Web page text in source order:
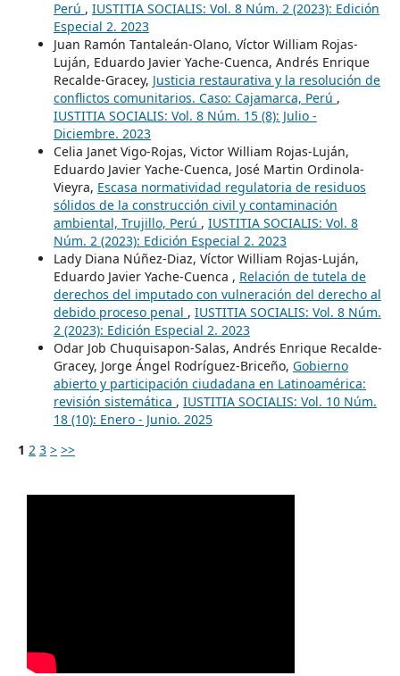
Perú , IUSTITIA SOCIALIS: Vol. 8 Núm. 2 (2023): Edición
Especial 2. 2023
Juan Ramón Tantaleán-Olano, Víctor William Rojas-
Luján, Eduardo Javier Yache-Cuenca, Andrés Enrique
Recalde-Gracey, Justicia restaurativa y la resolución de
conflictos comunitarios. Caso: Cajamarca, Perú ,
IUSTITIA SOCIALIS: Vol. 8 Núm. 15 (8): Julio -
Diciembre. 2023
Celia Janet Vigo-Rojas, Victor William Rojas-Luján,
Eduardo Javier Yache-Cuenca, José Martin Ordinola-
Vieyra, Escasa normatividad regulatoria de residuos
sólidos de la construcción civil y contaminación
ambiental, Trujillo, Perú , IUSTITIA SOCIALIS: Vol. 8
Núm. 2 (2023): Edición Especial 2. 2023
Lady Diana Núñez-Diaz, Víctor William Rojas-Luján,
Eduardo Javier Yache-Cuenca , Relación de tutela de
derechos del imputado con vulneración del derecho al
debido proceso penal , IUSTITIA SOCIALIS: Vol. 8 Núm.
2 (2023): Edición Especial 2. 2023
Odar Job Chuquisapon-Salas, Andrés Enrique Recalde-
Gracey, Jorge Ángel Rodríguez-Briceño, Gobierno
abierto y participación ciudadana en Latinoamérica:
revisión sistemática , IUSTITIA SOCIALIS: Vol. 10 Núm.
18 (10): Enero - Junio. 2025
1 2 3 > >>